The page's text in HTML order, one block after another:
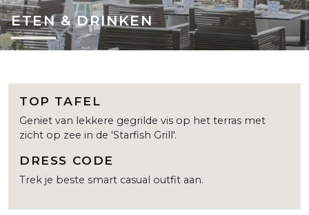
ETEN & DRINKEN
TOP TAFEL
Geniet van lekkere gegrilde vis op het terras met
zicht op zee in de 'Starfish Grill'.
DRESS CODE
Trek je beste smart casual outfit aan.